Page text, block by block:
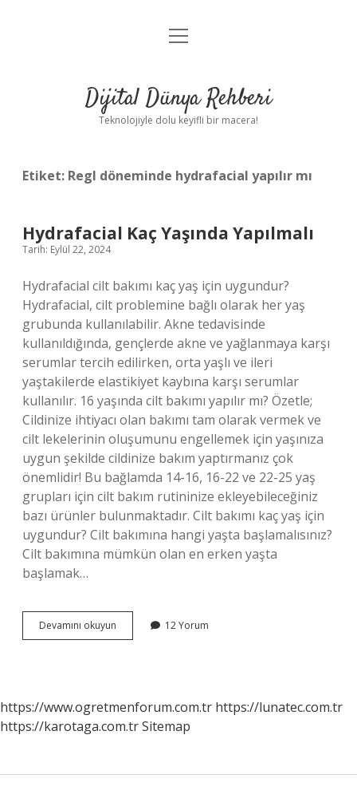
Anasayfa
Yasal Uyarı
menüyü
Dijital Dünya Rehberi
Teknolojiyle dolu keyifli bir macera!
Etiket: Regl döneminde hydrafacial yapılır mı
Hydrafacial Kaç Yaşında Yapılmalı
Tarih: Eylül 22, 2024
Hydrafacial cilt bakımı kaç yaş için uygundur?
Hydrafacial, cilt problemine bağlı olarak her yaş
grubunda kullanılabilir. Akne tedavisinde
kullanıldığında, gençlerde akne ve yağlanmaya karşı
serumlar tercih edilirken, orta yaşlı ve ileri
yaştakilerde elastikiyet kaybına karşı serumlar
kullanılır. 16 yaşında cilt bakımı yapılır mı? Özetle;
Cildinize ihtiyacı olan bakımı tam olarak vermek ve
cilt lekelerinin oluşumunu engellemek için yaşınıza
uygun şekilde cildinize bakım yaptırmanız çok
önemlidir! Bu bağlamda 14-16, 16-22 ve 22-25 yaş
grupları için cilt bakım rutininize ekleyebileceğiniz
bazı ürünler bulunmaktadır. Cilt bakımı kaç yaş için
uygundur? Cilt bakımına hangi yaşta başlamalısınız?
Cilt bakımına mümkün olan en erken yaşta
başlamak…
Devamını okuyun Hydrafacial
Kaç
12 Yorum
https://www.ogretmenforum.com.tr https://lunatec.com.tr
https://karotaga.com.trSitemap